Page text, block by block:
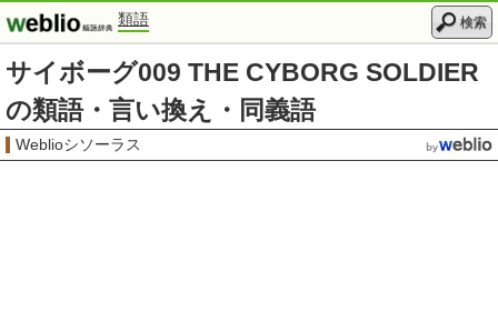
類語 検索
サイボーグ009 THE CYBORG SOLDIER
の類語・言い換え・同義語
Weblioシソーラス